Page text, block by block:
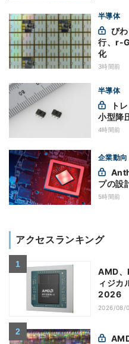
半導体
行、r-
化
3時間前
半導体
小型降
4時間前
企業動向
プの設
5時間前
アクセスランキング
AMD
ィジ
2026
2026/08/